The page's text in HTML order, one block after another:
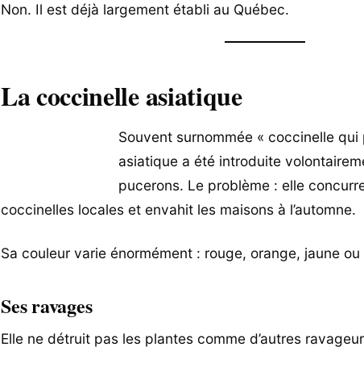
Non. Il est déjà largement établi au Québec.
La coccinelle asiatique
Souvent surnommée « coccinelle
asiatique a été introduite
pucerons. Le problème : elle
coccinelles locales et envahit les maisons à l’automne.
Sa couleur varie énormément : rouge, orange, jaune
Ses ravages
Elle ne détruit pas les plantes comme d’autres